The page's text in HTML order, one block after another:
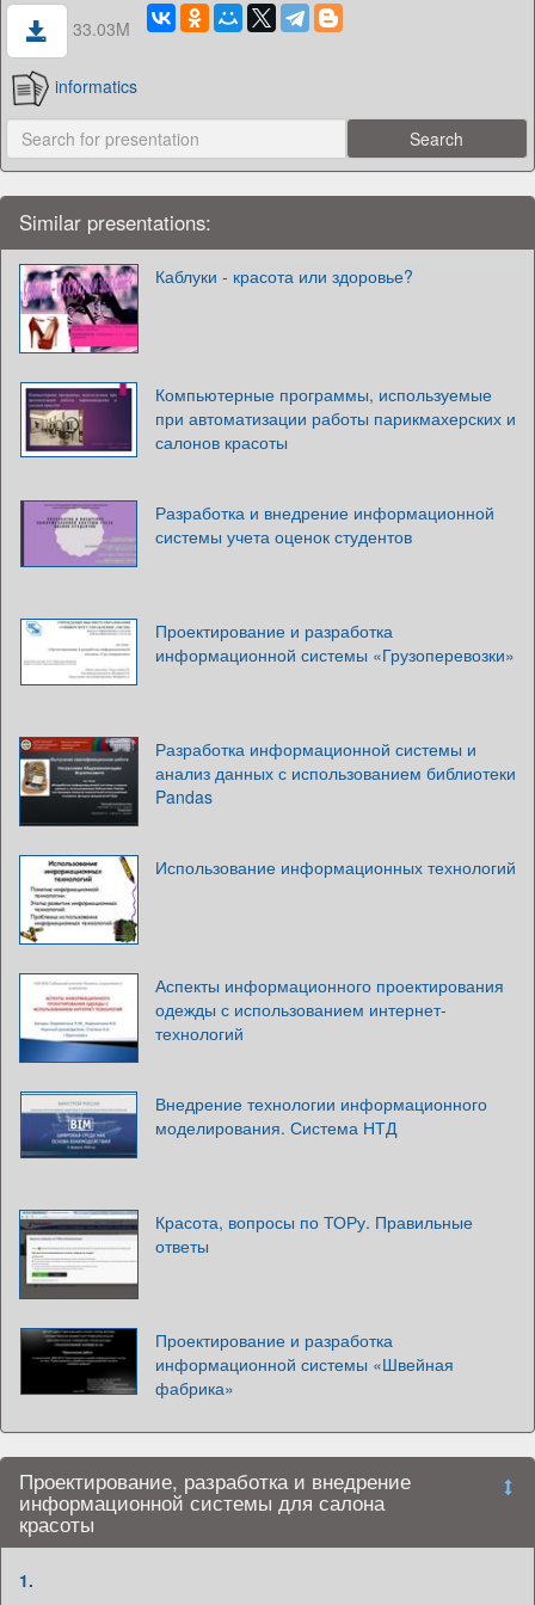
33.03M
informatics
Similar presentations:
Каблуки - красота или здоровье?
Компьютерные программы, используемые
при автоматизации работы парикмахерских и
салонов красоты
Разработка и внедрение информационной
системы учета оценок студентов
Проектирование и разработка
информационной системы «Грузоперевозки»
Разработка информационной системы и
анализ данных с использованием библиотеки
Pandas
Использование информационных технологий
Аспекты информационного проектирования
одежды с использованием интернет-
технологий
Внедрение технологии информационного
моделирования. Система НТД
Красота, вопросы по ТОРу. Правильные
ответы
Проектирование и разработка
информационной системы «Швейная
фабрика»
Проектирование, разработка и внедрение
информационной системы для салона
красоты
1.